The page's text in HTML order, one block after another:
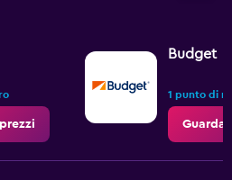
Budget
1 punto di
Guarda